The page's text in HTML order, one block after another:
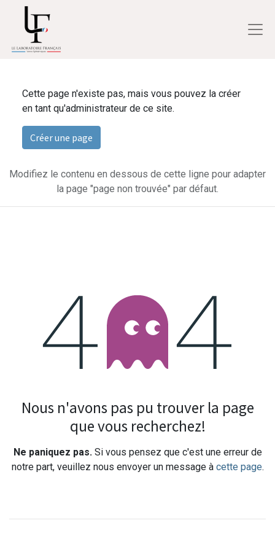
Cette page n'existe pas, mais vous pouvez la créer
en tant qu'administrateur de ce site.
Créer une page
Modifiez le contenu en dessous de cette ligne pour adapter
la page "page non trouvée" par défaut.
Erreur 404
Nous n'avons pas pu trouver la page
que vous recherchez!
Ne paniquez pas.Si vous pensez que c'est une erreur de
notre part, veuillez nous envoyer un message à cette page.